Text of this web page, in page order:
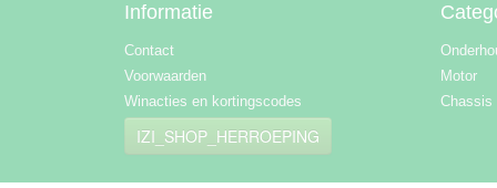
Informatie
Contact
Voorwaarden
Winacties en kortingscodes
IZI_SHOP_HERROEPING
Motor
Chassis